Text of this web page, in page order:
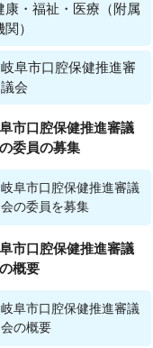
康・福祉・医療（附属
関）
岐阜市口腔保健推進審
議会
市口腔保健推進審議
委員の募集
岐阜市口腔保健推進審議
会の委員を募集
市口腔保健推進審議
概要
岐阜市口腔保健推進審議
会の概要